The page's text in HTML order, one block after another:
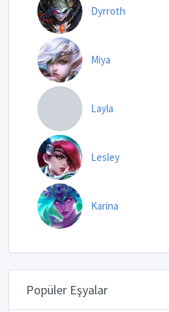
Dyrroth
Miya
Layla
Lesley
Karina
Popüler Eşyalar